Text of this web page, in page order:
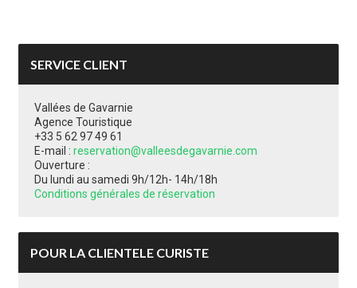
SERVICE CLIENT
Vallées de Gavarnie
Agence Touristique
+33 5 62 97 49 61
E-mail : reservation@valleesdegavarnie.com
Ouverture :
Du lundi au samedi 9h/12h- 14h/18h
Conditions générales de réservation
POUR LA CLIENTELE CURISTE